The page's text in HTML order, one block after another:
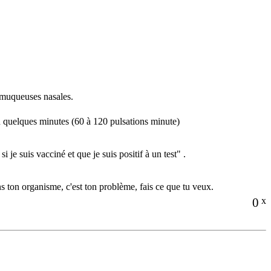
nasales.
minutes (60 à 120 pulsations minute)
je suis vacciné et que je suis positif à un test" .
ton organisme, c'est ton problème, fais ce que tu veux.
0 x